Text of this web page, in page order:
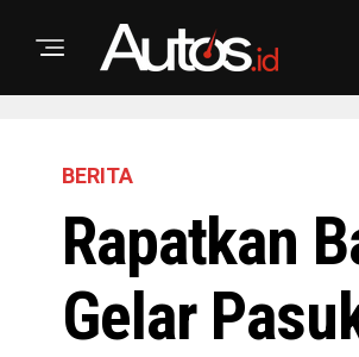
BERITA
Rapatkan
Gelar